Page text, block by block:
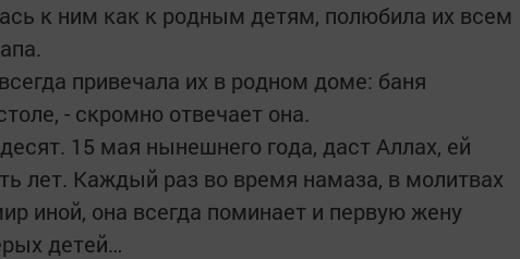
к ним как к родным детям, полюбила их всем
привечала их в родном доме: баня
- скромно отвечает она.
15 мая нынешнего года, даст Аллах, ей
лет. Каждый раз во время намаза, в молитвах
иной, она всегда поминает и первую жену
детей…